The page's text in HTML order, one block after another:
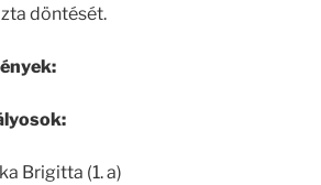
döntését.
Brigitta (1. a)